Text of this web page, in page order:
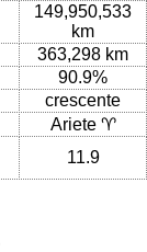
149,950,533
km
363,298 km
90.9%
crescente
Ariete ♈
11.9